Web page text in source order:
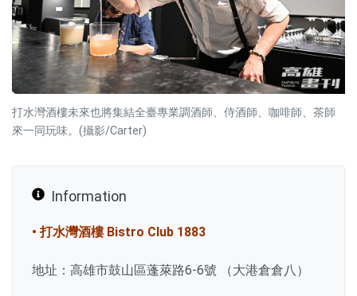
打水灣酒樓未來也將集結全臺專業調酒師、侍酒師、咖啡師、茶師
來一同玩味。(攝影/Carter)
Information
• 打水灣酒樓 Bistro Club 1883
地址：高雄市鼓山區蓬萊路6-6號 （大港倉倉八）